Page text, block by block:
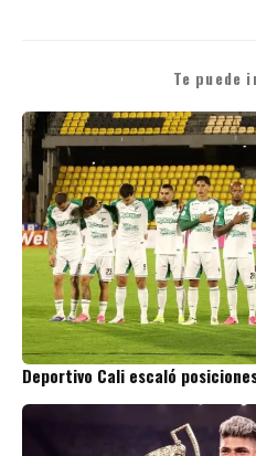
Te puede
Deportivo Cali escaló